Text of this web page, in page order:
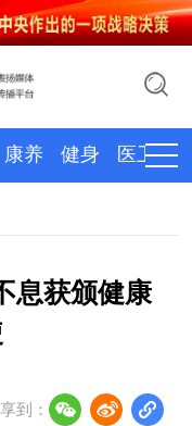
康养 健身 医卫
息获颁健康
到：